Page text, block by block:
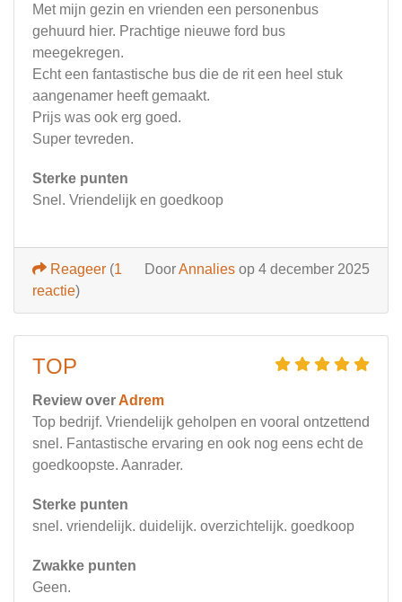
Met mijn gezin en vrienden een personenbus
gehuurd hier. Prachtige nieuwe ford bus
meegekregen.
Echt een fantastische bus die de rit een heel stuk
aangenamer heeft gemaakt.
Prijs was ook erg goed.
Super tevreden.
Sterke punten
Snel. Vriendelijk en goedkoop
DoorAnnalies op 4 december 2025
Reageer (1
reactie)
TOP
Review over Adrem
Top bedrijf. Vriendelijk geholpen en vooral ontzettend
snel. Fantastische ervaring en ook nog eens echt de
goedkoopste. Aanrader.
Sterke punten
snel. vriendelijk. duidelijk. overzichtelijk. goedkoop
Zwakke punten
Geen.